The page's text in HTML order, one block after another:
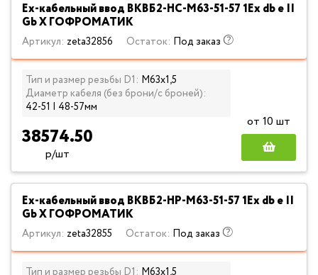
Ех-кабельный ввод ВКВБ2-НС-M63-51-57 1Ex db e II
Gb X ГОФРОМАТИК
Артикул: zeta32856 Остаток: Под заказ
Тип и размер резьбы D1: М63х1,5
Диаметр кабеля (без брони/с броней):
42-51 | 48-57мм
38574.50
р/шт
от 10 шт
Ех-кабельный ввод ВКВБ2-НР-M63-51-57 1Ex db e II
Gb X ГОФРОМАТИК
Артикул: zeta32855 Остаток: Под заказ